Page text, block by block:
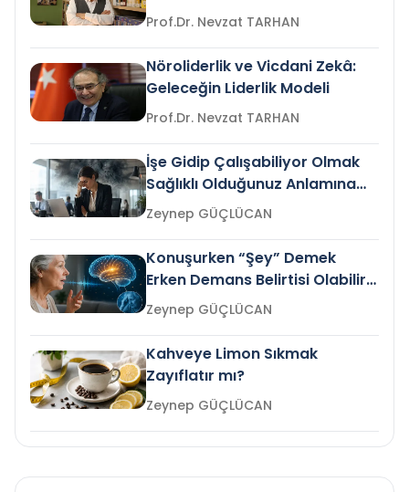
Prof.Dr. Nevzat TARHAN
Nöroliderlik ve Vicdani Zekâ:
Geleceğin Liderlik Modeli
Prof.Dr. Nevzat TARHAN
İşe Gidip Çalışabiliyor Olmak
Sağlıklı Olduğunuz Anlamına
Gelir mi?Zeynep GÜÇLÜCAN
Konuşurken “Şey” Demek
Erken Demans Belirtisi Olabilir
mi?
Zeynep GÜÇLÜCAN
Kahveye Limon Sıkmak
Zayıflatır mı?
Zeynep GÜÇLÜCAN